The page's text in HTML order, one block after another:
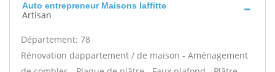
Auto entrepreneur Maisons laffitte
Artisan
Département: 78
Rénovation dappartement / de maison - Aménagement